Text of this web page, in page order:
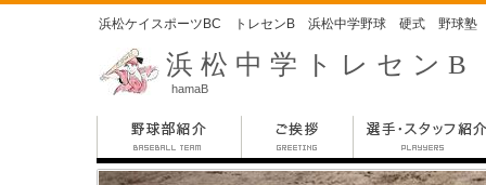
浜松ケイスポーツBC トレセンB 浜松中学野球 硬式 野球塾
浜松中学トレセンB
hamaB